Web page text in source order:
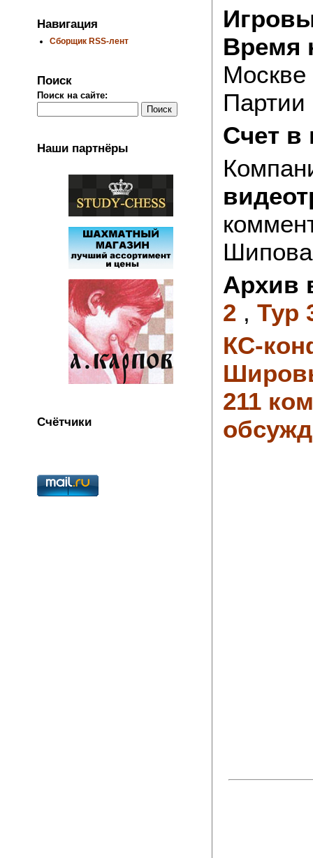
Навигация
Сборщик RSS-лент
Поиск
Поиск на сайте:
Наши партнёры
Счётчики
Время
Москве
Счет в
Архив
2 , Тур
КС-
211